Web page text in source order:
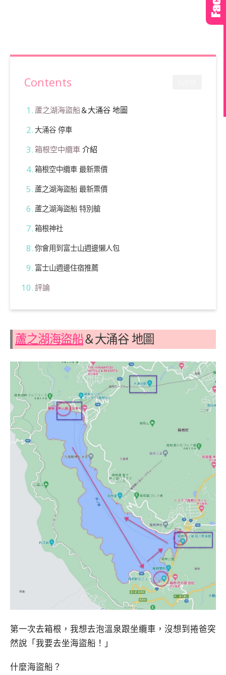
Contents
蘆之湖海盜船＆大涌谷 地圖
大涌谷 停車
箱根空中纜車介紹
箱根空中纜車 最新票價
蘆之湖海盜船 最新票價
蘆之湖海盜船 特別艙
箱根神社
你會用到富士山週邊懶人包
富士山週邊住宿推薦
評論
蘆之湖海盜船＆大涌谷 地圖
第一次去箱根，我想去泡溫泉跟坐纜車，沒想到捲爸突
然說「我要去坐海盜船！」
什麼海盜船？